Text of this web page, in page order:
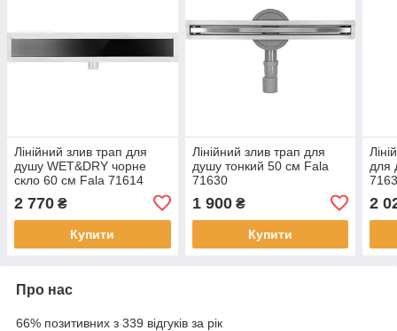
Лінійний злив трап для
душу WET&DRY чорне
скло 60 см Fala 71614
2 770 ₴
Купити
Лінійний злив трап для
душу тонкий 50 см Fala
71630
1 900₴
Купити
для
2
Про нас
66% позитивних з 339 відгуків за рік